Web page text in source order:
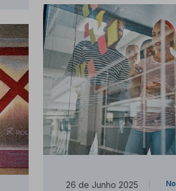
26 de Junho 2025